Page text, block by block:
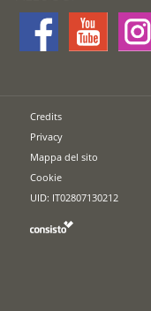
Credits
Privacy
Mappa del sito
Cookie
UID: IT02807130212